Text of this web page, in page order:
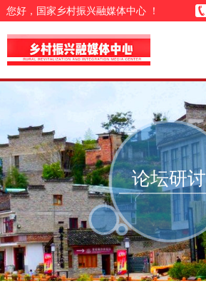
您好，国家乡村振兴融媒体中心 ！
论坛研讨